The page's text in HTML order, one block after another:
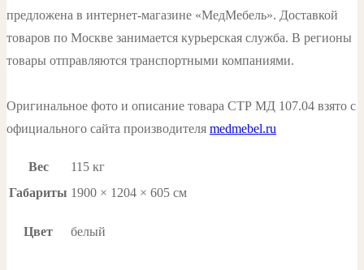
предложена в интернет-магазине «МедМебель». Доставкой
товаров по Москве занимается курьерская служба. В регионы
товары отправляются транспортными компаниями.
Оригинальное фото и описание товара СТР МД 107.04 взято с
официального сайта производителя medmebel.ru
Вес
115 кг
Габариты 1900 × 1204 × 605 см
Цвет белый